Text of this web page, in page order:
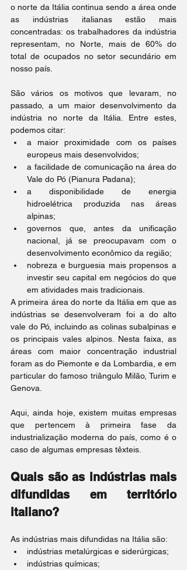
o norte da Itália continua sendo a área onde
as indústrias italianas estão mais
concentradas: os trabalhadores da indústria
representam, no Norte, mais de 60% do
total de ocupados no setor secundário em
nosso país.
São vários os motivos que levaram, no
passado, a um maior desenvolvimento da
indústria no norte da Itália. Entre estes,
podemos citar:
a maior proximidade com os países
europeus mais desenvolvidos;
a facilidade de comunicação na área do
Vale do Pó (Pianura Padana);
a disponibilidade de energia
hidroelétrica produzida nas áreas
alpinas;
governos que, antes da unificação
nacional, já se preocupavam com o
desenvolvimento econômico da região;
nobreza e burguesia mais propensos a
investir seu capital em negócios do que
em atividades mais tradicionais.
A primeira área do norte da Itália em que as
indústrias se desenvolveram foi a do alto
vale do Pó, incluindo as colinas subalpinas e
os principais vales alpinos. Nesta faixa, as
áreas com maior concentração industrial
foram as do Piemonte e da Lombardia, e em
particular do famoso triângulo Milão, Turim e
Genova.
Aqui, ainda hoje, existem muitas empresas
que pertencem à primeira fase da
industrialização moderna do país, como é o
caso de algumas empresas têxteis.
Quais são as indústrias mais
difundidas em território
italiano?
As indústrias mais difundidas na Itália são:
indústrias metalúrgicas e siderúrgicas;
indústrias químicas;